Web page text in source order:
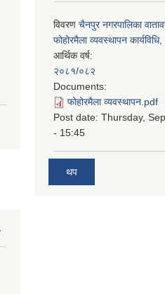
विवरण चैनपुर नगरपालिका
फोहोरमैला व्यवस्थापन
आर्थिक वर्ष:
२०८१/०८२
Documents:
फोहोरमैला व्यवस्थापन.pdf
Post date: Thursday,
- 15:45
थप